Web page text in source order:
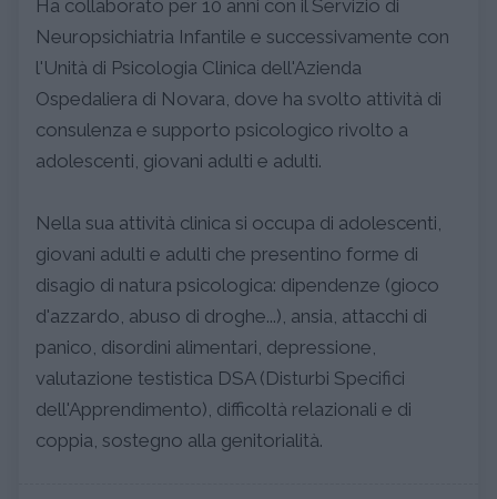
Ha collaborato per 10 anni con il Servizio di
Neuropsichiatria Infantile e successivamente con
l'Unità di Psicologia Clinica dell'Azienda
Ospedaliera di Novara, dove ha svolto attività di
consulenza e supporto psicologico rivolto a
adolescenti, giovani adulti e adulti.
Nella sua attività clinica si occupa di adolescenti,
giovani adulti e adulti che presentino forme di
disagio di natura psicologica: dipendenze (gioco
d'azzardo, abuso di droghe...), ansia, attacchi di
panico, disordini alimentari, depressione,
valutazione testistica DSA (Disturbi Specifici
dell'Apprendimento), difficoltà relazionali e di
coppia, sostegno alla genitorialità.